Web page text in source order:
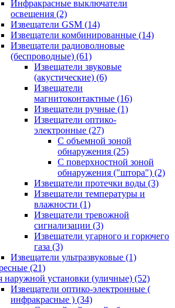
Инфракрасные выключатели
освещения (2)
Извещатели GSM (14)
Извещатели комбинированные (14)
Извещатели радиоволновые
(беспроводные) (61)
Извещатели звуковые
(акустические) (6)
Извещатели
магнитоконтактные (16)
Извещатели ручные (1)
Извещатели оптико-
электронные (27)
С объемной зоной
обнаружения (25)
С поверхностной зоной
обнаружения ("штора") (2)
Извещатели протечки воды (3)
Извещатели температуры и
влажности (1)
Извещатели тревожной
сигнализации (3)
Извещатели угарного и горючего
газа (3)
Извещатели ультразвуковые (1)
(21)
наружной установки (уличные) (52)
Извещатели оптико-электронные (
инфракрасные ) (34)